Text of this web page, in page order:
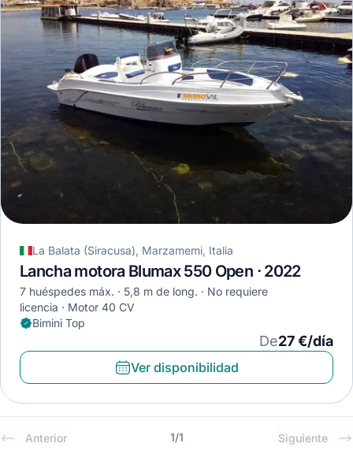
La Balata (Siracusa), Marzamemi, Italia
Lancha motora Blumax 550 Open · 2022
7 huéspedes máx. 5,8 m de long.
No requiere
licencia
Motor 40 CV
Bimini Top
De27 €/día
Ver disponibilidad
Anterior 1/1 Siguiente